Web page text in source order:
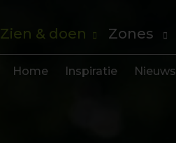
Zien & doen Zones
Home Inspiratie Nieuws